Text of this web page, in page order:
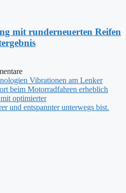
mit runderneuerten Reifen